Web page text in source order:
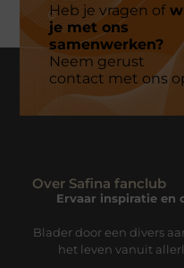
Heb je vragen of
je met ons
samenwerken?
Neem gerust
contact met ons
Over Safina fanclub
Ervaar inspiratie en
Blader door een divers
het leven vanuit